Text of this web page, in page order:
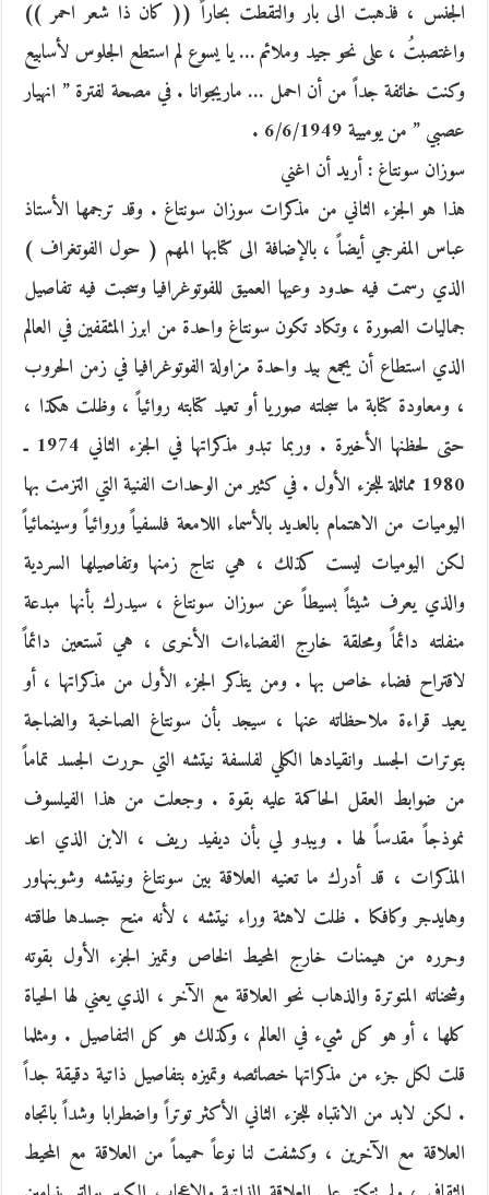
الجنس ، فذهبت الى بار والتقطت بحاراً (( كان ذا شعر احمر ))
واغتصبتُ ، على نحو جيد وملائم … يا يسوع لم استطع الجلوس لأسابيع
وكنت خائفة جداً من أن احمل … ماريجوانا . في مصحة لفترة ” انهيار
عصبي ” من يوميية 6/6/1949 .
سوزان سونتاغ : أريد أن اغني
هذا هو الجزء الثاني من مذكرات سوزان سونتاغ . وقد ترجمها الأستاذ
عباس المفرجي أيضاً ، بالإضافة الى كتابها المهم ( حول الفوتغراف )
الذي رسمت فيه حدود وعيها العميق للفوتوغرافيا وسحبت فيه تفاصيل
جماليات الصورة ، وتكاد تكون سونتاغ واحدة من ابرز المثقفين في العالم
الذي استطاع أن يجمع بيد واحدة مزاولة الفوتوغرافيا في زمن الحروب
، ومعاودة كتابة ما سجلته صوريا أو تعيد كتابته روائياً ، وظلت هكذا ،
حتى لحظنها الأخيرة . وربما تبدو مذكراتها في الجزء الثاني 1974 ـ
1980 مماثلة للجزء الأول . في كثير من الوحدات الفنية التي التزمت بها
اليوميات من الاهتمام بالعديد بالأسماء اللامعة فلسفياً وروائياً وسينمائياً
لكن اليوميات ليست كذلك ، هي نتاج زمنها وتفاصيلها السردية
والذي يعرف شيئاً بسيطاً عن سوزان سونتاغ ، سيدرك بأنها مبدعة
منفلته دائماً ومحلقة خارج الفضاءات الأخرى ، هي تستعين دائماً
لاقتراح فضاء خاص بها . ومن يتذكر الجزء الأول من مذكراتها ، أو
يعيد قراءة ملاحظاته عنها ، سيجد بأن سونتاغ الصاخبة والضاجة
بتوترات الجسد وانقيادها الكلي لفلسفة نيتشه التي حررت الجسد تماماً
من ضوابط العقل الحاكمة عليه بقوة . وجعلت من هذا الفيلسوف
نموذجاً مقدساً لها . ويبدو لي بأن ديفيد ريف ، الابن الذي اعد
المذكرات ، قد أدرك ما تعنيه العلاقة بين سونتاغ ونيتشه وشوبنهاور
وهايدجر وكافكا . ظلت لاهثة وراء نيتشه ، لأنه منح جسدها طاقته
وحرره من هيمنات خارج المحيط الخاص وتميز الجزء الأول بقوته
وشحناته المتوترة والذهاب نحو العلاقة مع الآخر ، الذي يعني لها الحياة
كلها ، أو هو كل شيء في العالم ، وكذلك هو كل التفاصيل . ومثلما
قلت لكل جزء من مذكراتها خصائصه وتميزه بتفاصيل ذاتية دقيقة جداً
. لكن لابد من الانتباه للجزء الثاني الأكثر توتراً واضطرابا وشداً باتجاه
العلاقة مع الآخرين ، وكشفت لنا نوعاً حميماً من العلاقة مع المحيط